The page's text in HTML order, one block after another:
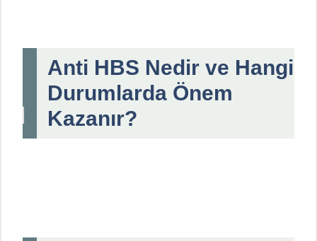
Anti HBS Nedir ve Hangi
Durumlarda Önem
Kazanır?